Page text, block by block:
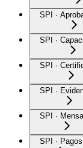
SPI ·
SPI ·
SPI ·
SPI ·
SPI ·
SPI · Pagos